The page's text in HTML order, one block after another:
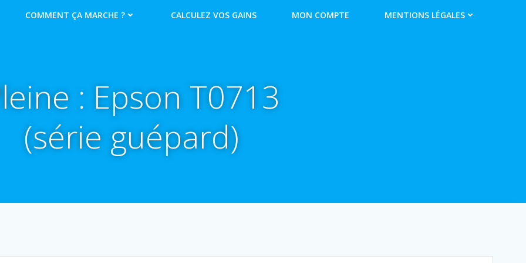
COMMENT ÇA MARCHE ? CALCULEZ VOS GAINS MON COMPTE MENTIONS LÉGALES
: Epson T0713
(série guépard)